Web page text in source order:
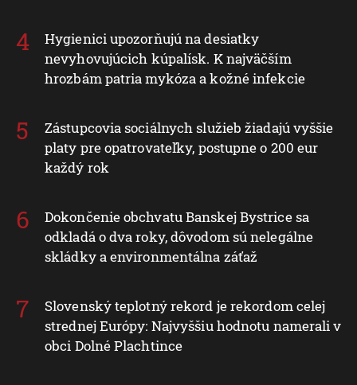
Hygienici upozorňujú na desiatky
nevyhovujúcich kúpalísk. K najväčším
hrozbám patria mykóza a kožné infekcie
Zástupcovia sociálnych služieb žiadajú vyššie
platy pre opatrovateľky, postupne o 200 eur
každý rok
Dokončenie obchvatu Banskej Bystrice sa
odkladá o dva roky, dôvodom sú nelegálne
skládky a environmentálna záťaž
Slovenský teplotný rekord je rekordom celej
strednej Európy: Najvyššiu hodnotu namerali v
obci Dolné Plachtince